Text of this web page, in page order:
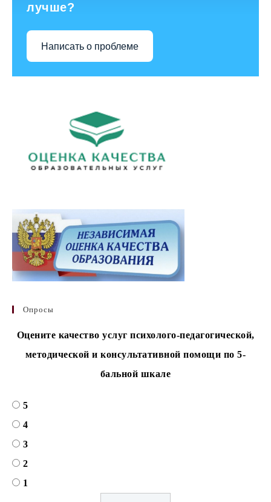
лучше?
Написать о проблеме
Опросы
Оцените качество услуг психолого-педагогической,
методической и консультативной помощи по 5-
бальной шкале
5
4
3
2
1